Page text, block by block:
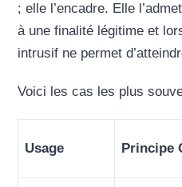
; elle l’encadre. Elle
à une finalité légitime et
intrusif ne permet
Voici les cas les plus
Usage Principe